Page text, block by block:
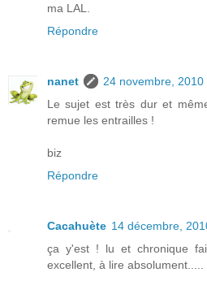
ma LAL.
Répondre
nanet
24 novembre, 2010
Le sujet est très dur et
remue les entrailles !
biz
Répondre
Cacahuète 14 décembre,
ça y'est ! lu et chronique
excellent, à lire absolument.....